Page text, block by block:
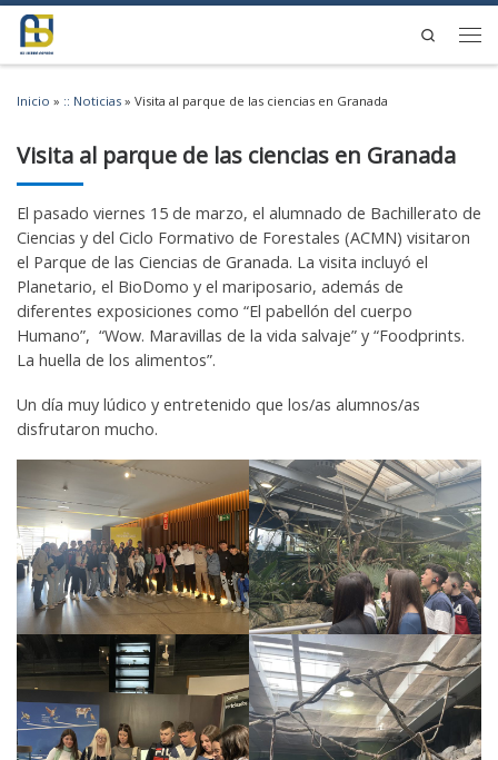
Saltar al contenido
Search
Inicio » :: Noticias » Visita al parque de las ciencias en Granada
Visita al parque de las ciencias en Granada
El pasado viernes 15 de marzo, el alumnado de Bachillerato de
Ciencias y del Ciclo Formativo de Forestales (ACMN) visitaron
el Parque de las Ciencias de Granada. La visita incluyó el
Planetario, el BioDomo y el mariposario, además de
diferentes exposiciones como “El pabellón del cuerpo
Humano”, “Wow. Maravillas de la vida salvaje” y “Foodprints.
La huella de los alimentos”.
Un día muy lúdico y entretenido que los/as alumnos/as
disfrutaron mucho.